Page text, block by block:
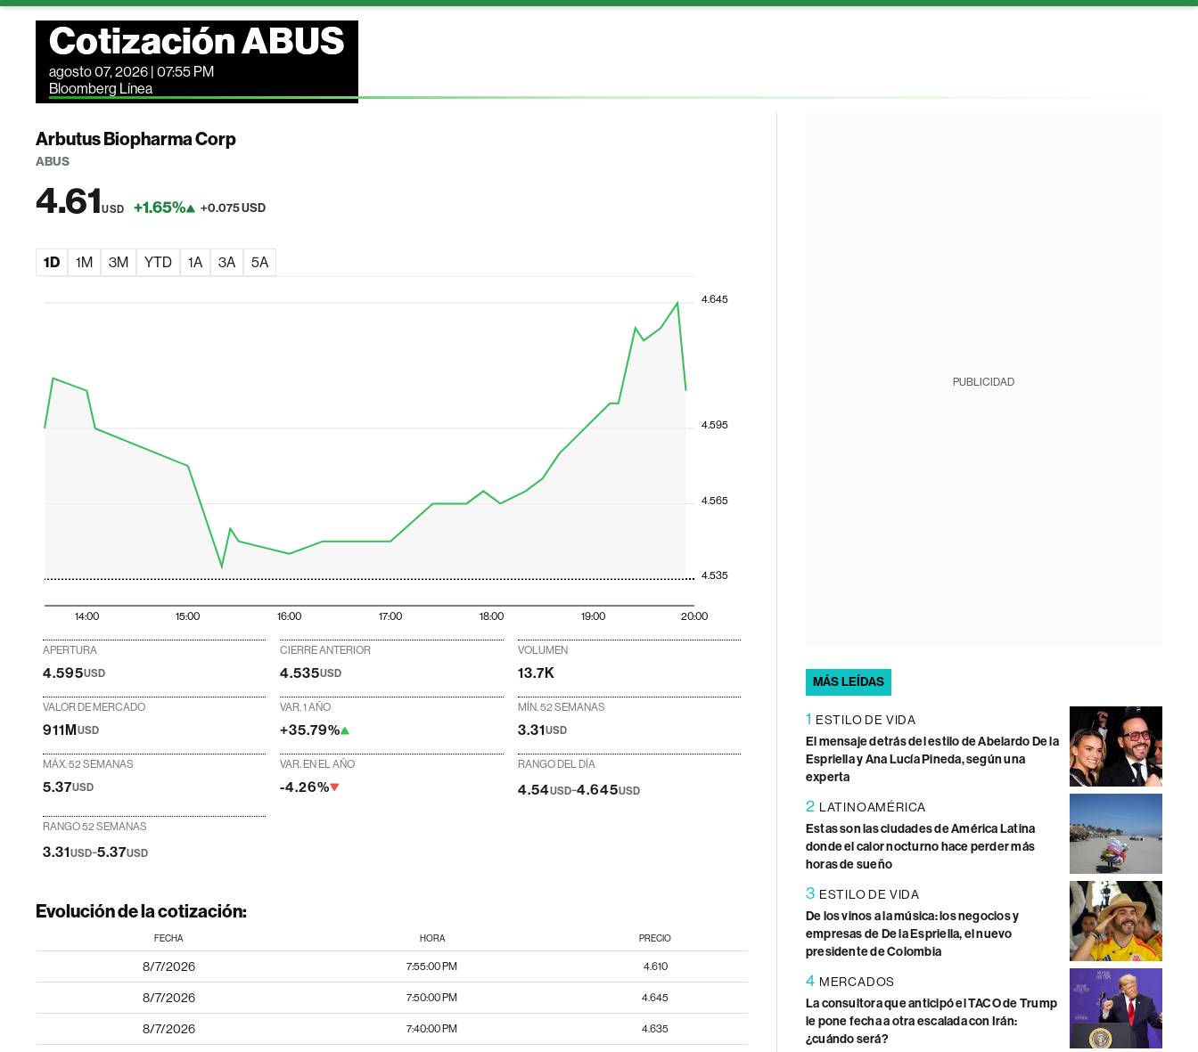
Cotización ABUS
agosto 07, 2026 | 07:55 PM
Bloomberg Línea
Arbutus Biopharma Corp
ABUS
4.61USD +1.65% +0.075 USD
1D 1M 3M YTD 1A 3A 5A
14:00 15:00 16:00 17:00 18:00 19:00 20:00
4.535
4.565
4.595
4.645
APERTURA
4.595USD
CIERRE ANTERIOR
4.535USD
VOLUMEN
13.7K
VALOR DE MERCADO
911MUSD
VAR. 1 AÑO
+35.79%
MÍN. 52 SEMANAS
3.31USD
MÁX. 52 SEMANAS
5.37USD
VAR. EN EL AÑO
-4.26%
RANGO DEL DÍA
4.54USD-4.645USD
RANGO 52 SEMANAS
3.31USD-5.37USD
Evolución de la cotización:
FECHA HORA PRECIO
8/7/2026 7:55:00 PM 4.610
8/7/2026 7:50:00 PM 4.645
8/7/2026 7:40:00 PM 4.635
PUBLICIDAD
MÁS LEÍDAS
1 ESTILO DE VIDA
El mensaje detrás del estilo de Abelardo De la
Espriella y Ana Lucía Pineda, según una
experta
2 LATINOAMÉRICA
Estas son las ciudades de América Latina
donde el calor nocturno hace perder más
horas de sueño
3 ESTILO DE VIDA
De los vinos a la música: los negocios y
empresas de De la Espriella, el nuevo
presidente de Colombia
4 MERCADOS
La consultora que anticipó el TACO de Trump
le pone fecha a otra escalada con Irán:
¿cuándo será?